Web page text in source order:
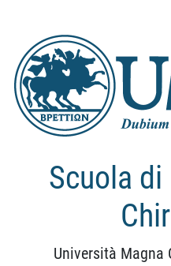
Scuola
Università Magna